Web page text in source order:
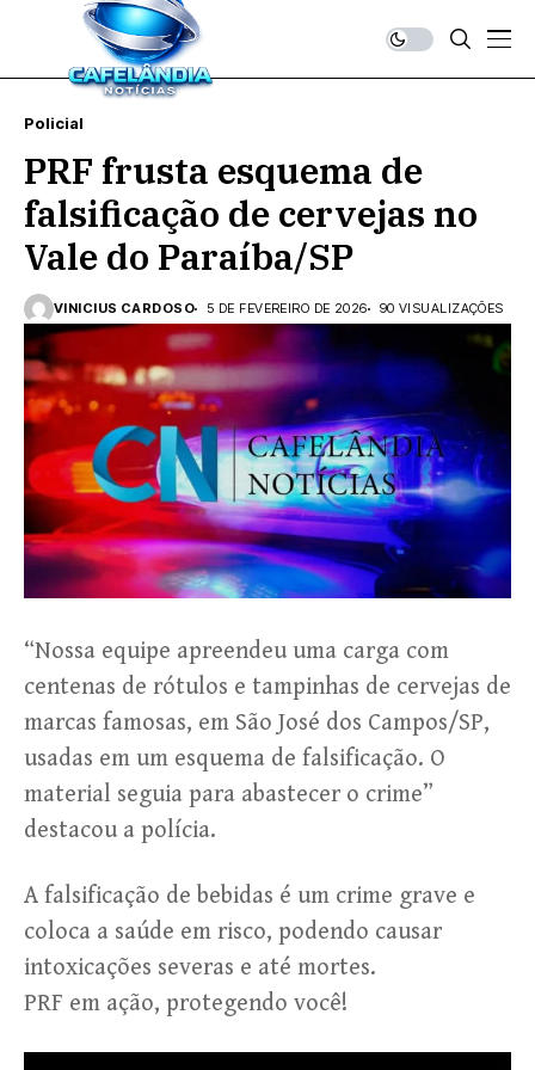
Policial
PRF frusta esquema de
falsificação de cervejas no
Vale do Paraíba/SP
VINICIUS CARDOSO 5 DE FEVEREIRO DE 2026 90 VISUALIZAÇÕES
“Nossa equipe apreendeu uma carga com
centenas de rótulos e tampinhas de cervejas de
marcas famosas, em São José dos Campos/SP,
usadas em um esquema de falsificação. O
material seguia para abastecer o crime”
destacou a polícia.
A falsificação de bebidas é um crime grave e
coloca a saúde em risco, podendo causar
intoxicações severas e até mortes.
PRF em ação, protegendo você!